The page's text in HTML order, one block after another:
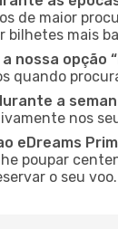
de maior
bilhetes mais
nossa opção
quando
a
nos
eDreams
poupar
o seu voo.